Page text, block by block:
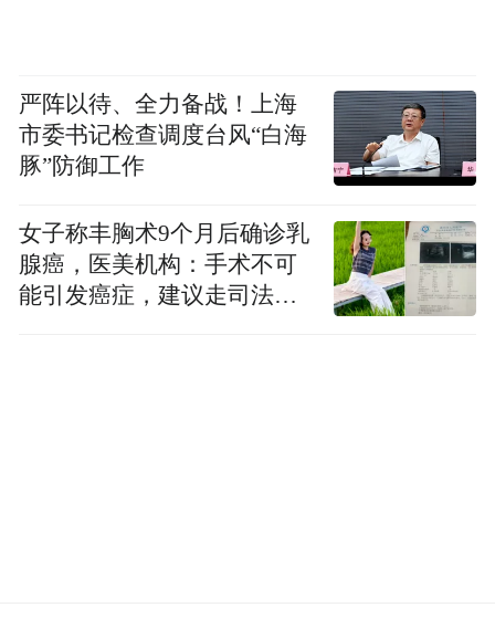
复制后打开手机淘宝，或淘宝搜索“大飙车”
10万级纯电SUV拆解，看看谁出人意料
严阵以待、全力备战！上海
市委书记检查调度台风“白海
豚”防御工作
女子称丰胸术9个月后确诊乳
腺癌，医美机构：手术不可
能引发癌症，建议走司法途